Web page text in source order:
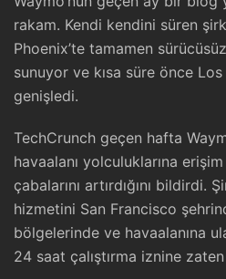
rakam. Kendi kendini süren
Phoenix’te tamamen
sunuyor ve kısa süre önce
genişledi.
TechCrunch geçen hafta
havaalanı yolculuklarına
çabalarını artırdığını bildirdi.
hizmetini San Francisco
bölgelerinde ve havaalanına
24 saat çalıştırma iznine